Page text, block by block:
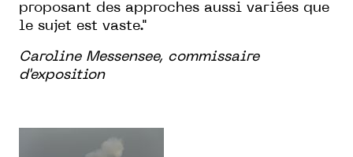
proposant des approches aussi variées que
le sujet est vaste."
Caroline Messensee, commissaire
d'exposition